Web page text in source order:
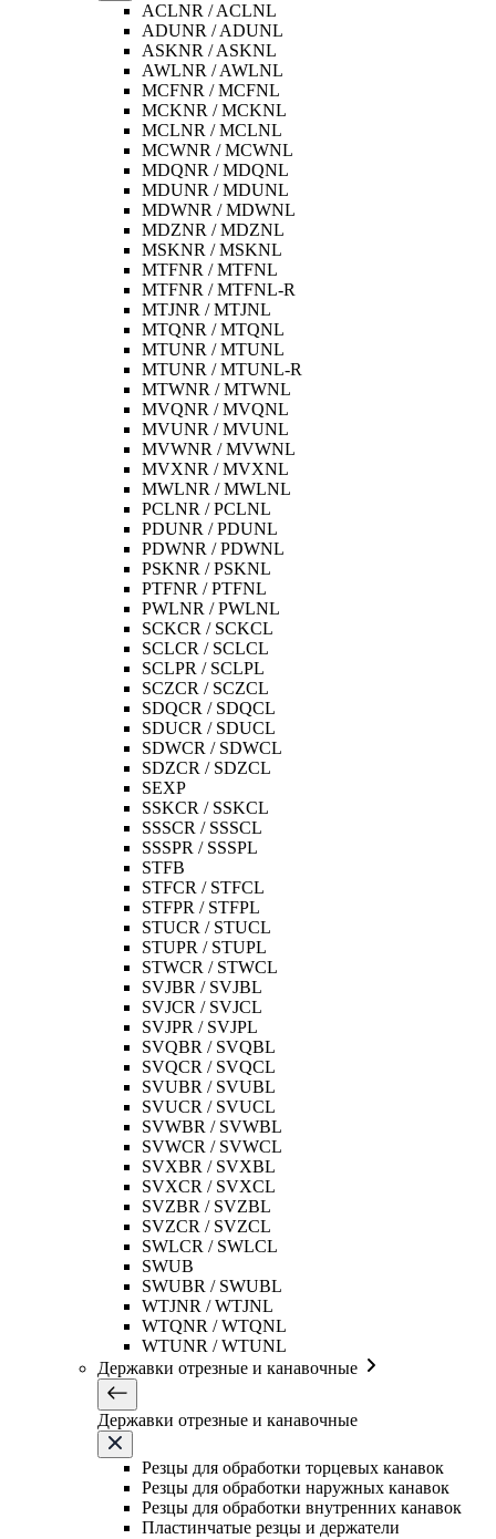
ACLNR / ACLNL
ADUNR / ADUNL
ASKNR / ASKNL
AWLNR / AWLNL
MCFNR / MCFNL
MCKNR / MCKNL
MCLNR / MCLNL
MCWNR / MCWNL
MDQNR / MDQNL
MDUNR / MDUNL
MDWNR / MDWNL
MDZNR / MDZNL
MSKNR / MSKNL
MTFNR / MTFNL
MTFNR / MTFNL-R
MTJNR / MTJNL
MTQNR / MTQNL
MTUNR / MTUNL
MTUNR / MTUNL-R
MTWNR / MTWNL
MVQNR / MVQNL
MVUNR / MVUNL
MVWNR / MVWNL
MVXNR / MVXNL
MWLNR / MWLNL
PCLNR / PCLNL
PDUNR / PDUNL
PDWNR / PDWNL
PSKNR / PSKNL
PTFNR / PTFNL
PWLNR / PWLNL
SCKCR / SCKCL
SCLCR / SCLCL
SCLPR / SCLPL
SCZCR / SCZCL
SDQCR / SDQCL
SDUCR / SDUCL
SDWCR / SDWCL
SDZCR / SDZCL
SEXP
SSKCR / SSKCL
SSSCR / SSSCL
SSSPR / SSSPL
STFB
STFCR / STFCL
STFPR / STFPL
STUCR / STUCL
STUPR / STUPL
STWCR / STWCL
SVJBR / SVJBL
SVJCR / SVJCL
SVJPR / SVJPL
SVQBR / SVQBL
SVQCR / SVQCL
SVUBR / SVUBL
SVUCR / SVUCL
SVWBR / SVWBL
SVWCR / SVWCL
SVXBR / SVXBL
SVXCR / SVXCL
SVZBR / SVZBL
SVZCR / SVZCL
SWLCR / SWLCL
SWUB
SWUBR / SWUBL
WTJNR / WTJNL
WTQNR / WTQNL
WTUNR / WTUNL
Державки отрезные и канавочные
Державки отрезные и канавочные
Резцы для обработки торцевых канавок
Резцы для обработки наружных канавок
Резцы для обработки внутренних канавок
Пластинчатые резцы и держатели